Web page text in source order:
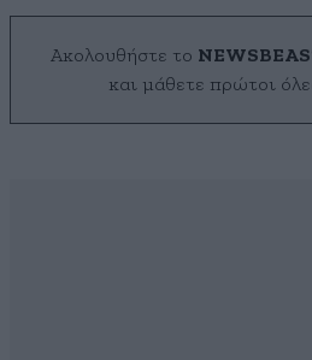
Ακολουθήστε το
και μάθετε πρώτοι